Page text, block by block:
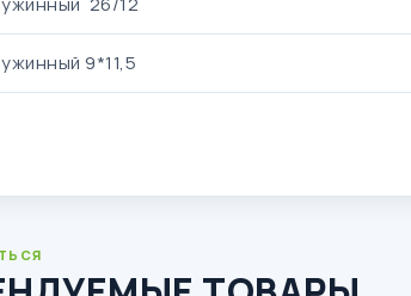
9*11,5